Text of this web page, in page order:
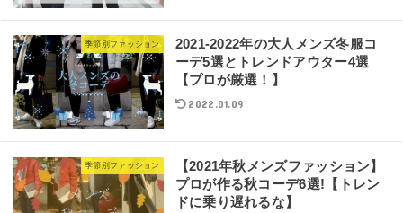
季節別ファッション
2021-2022年の大人メンズ冬服コ
ーデ5選とトレンドアウター4選
【プロが厳選！】
2022.01.09
季節別ファッション
【2021年秋メンズファッション】
プロが作る秋コーデ6選!【トレン
ドに乗り遅れるな】